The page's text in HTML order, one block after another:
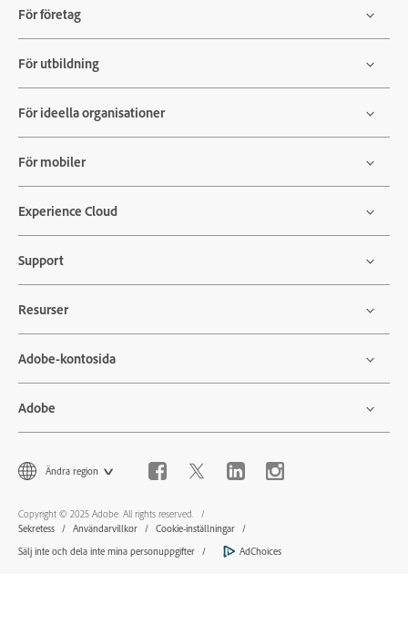
För företag
För utbildning
För ideella organisationer
För mobiler
Experience Cloud
Support
Resurser
Adobe-kontosida
Adobe
Ändra region
Copyright © 2025 Adobe. All rights reserved.
Sekretess
Användarvillkor
Cookie-inställningar
Sälj inte och dela inte mina personuppgifter
AdChoices